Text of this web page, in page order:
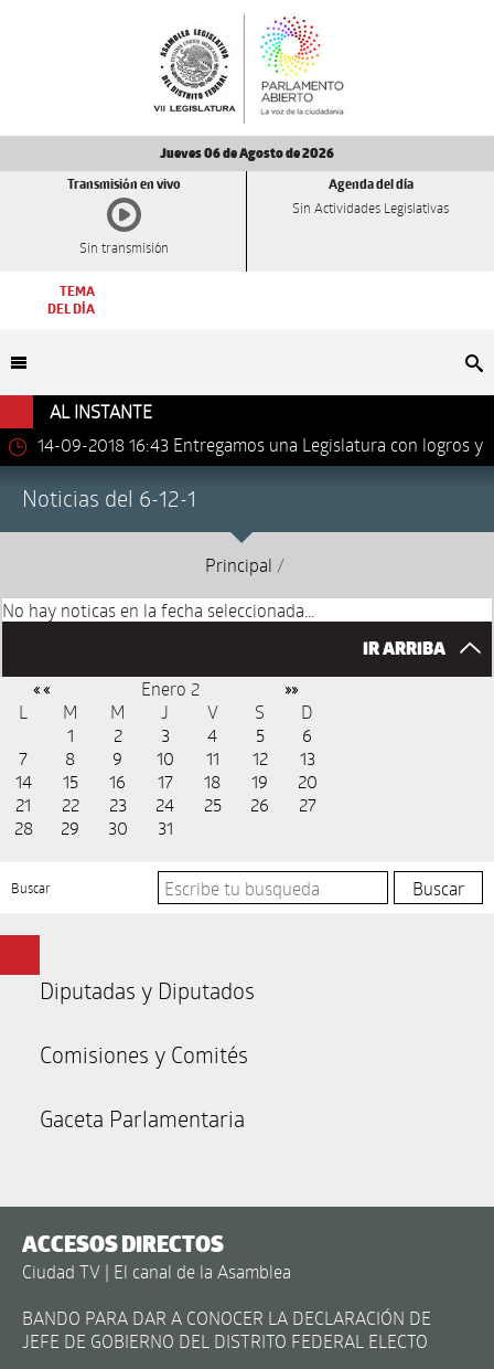
Jueves 06 de Agosto de 2026
Transmisión en vivo
Sin transmisión
Agenda del día
Sin Actividades Legislativas
TEMA
DEL DÍA
AL INSTANTE
14-09-2018 16:43 Entregamos una Legislatura con logros y
Noticias del 6-12-1
Principal /
No hay noticas en la fecha seleccionada...
IR ARRIBA
« « Enero 2 »»
L M M J V S
D
1
2 3 4 5
6
7
8 9 10 11 12
13
14
15 16 17 18 19
20
21
22 23 24 25 26
27
28
29 30 31
Buscar
Diputadas y Diputados
Comisiones y Comités
Gaceta Parlamentaria
ACCESOS DIRECTOS
Ciudad TV | El canal de la Asamblea
BANDO PARA DAR A CONOCER LA DECLARACIÓN DE
JEFE DE GOBIERNO DEL DISTRITO FEDERAL ELECTO